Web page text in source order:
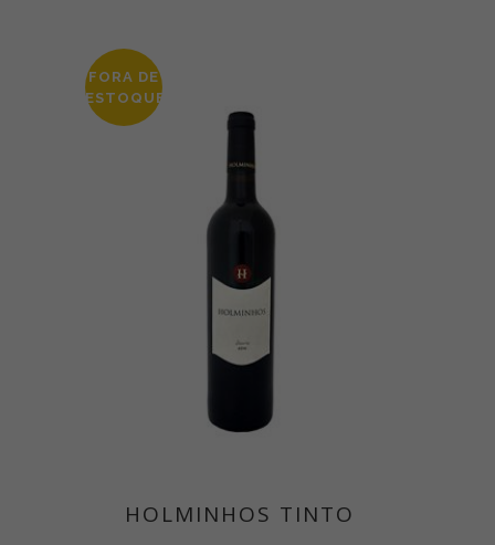
FORA DE
ESTOQUE
HOLMINHOS TINTO